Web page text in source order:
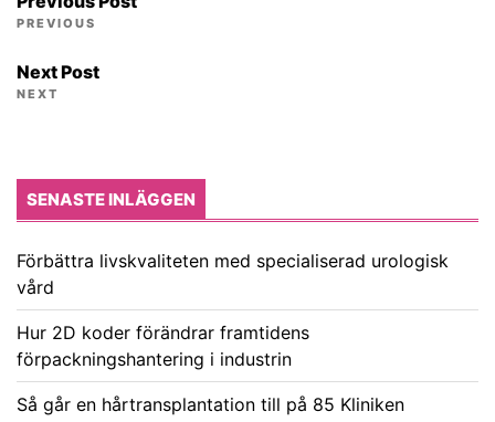
PREVIOUS
Next Post
NEXT
SENASTE INLÄGGEN
Förbättra livskvaliteten med specialiserad urologisk
vård
Hur 2D koder förändrar framtidens
förpackningshantering i industrin
Så går en hårtransplantation till på 85 Kliniken